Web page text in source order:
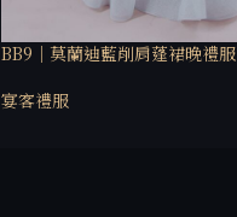
BB9｜莫蘭迪藍削肩蓬裙晚禮服
宴客禮服